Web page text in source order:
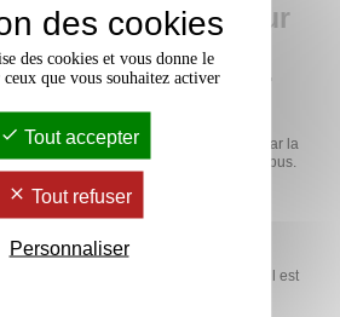
améliorer la vie sur
à la
étudiante (CViE).
des projets et actions financées par la
les conditions de vie sur le campus.
auprès des
étudiant·es élu·es et associatifs·ves, il est
des cookies
des cookies et vous donne le
que vous souhaitez activer
Tout accepter
Tout refuser
Personnaliser